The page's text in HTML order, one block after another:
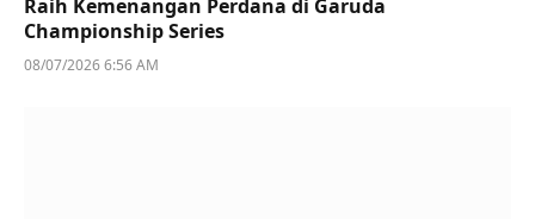
Raih Kemenangan Perdana di Garuda
Championship Series
08/07/2026 6:56 AM